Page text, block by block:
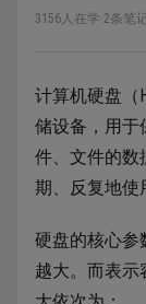
3156人在学·2条笔
计算机硬盘（
储设备，用于
件、文件的数
期、反复地使
硬盘的核心参
越大。而表示